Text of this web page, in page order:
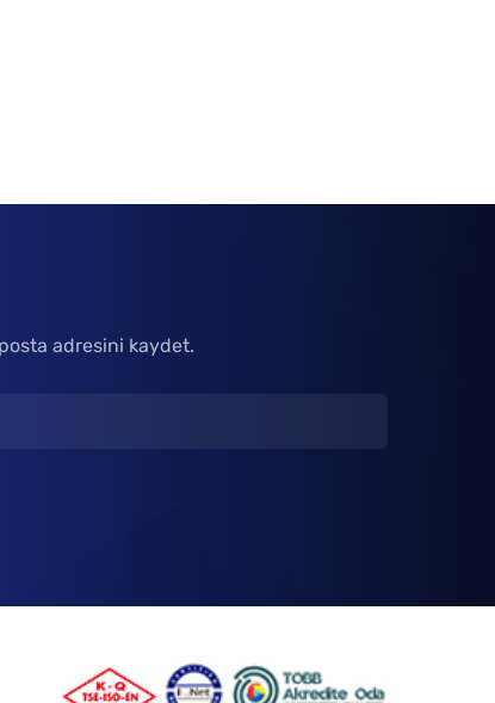
adresini kaydet.